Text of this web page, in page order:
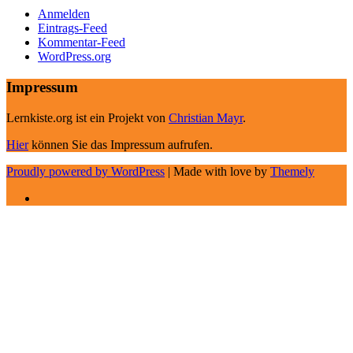
Anmelden
Eintrags-Feed
Kommentar-Feed
WordPress.org
Impressum
Lernkiste.org ist ein Projekt von Christian Mayr.
Hierkönnen Sie das Impressum aufrufen.
Proudly powered by WordPress | Made with love by Themely